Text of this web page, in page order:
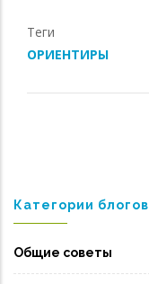
Теги
ОРИЕНТИРЫ
Категории блогов
Общие советы